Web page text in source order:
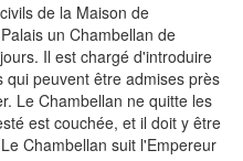
de la Maison de
un Chambellan de
Il est chargé d'introduire
peuvent être admises près
Le Chambellan ne quitte les
est couchée, et il doit y être
Chambellan suit l'Empereur